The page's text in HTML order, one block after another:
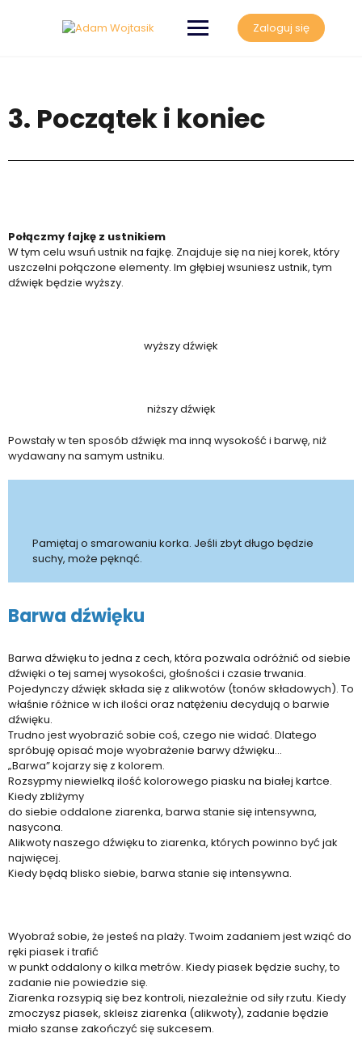
Zaloguj się
3. Początek i koniec
Połączmy fajkę z ustnikiem
W tym celu wsuń ustnik na fajkę. Znajduje się na niej korek, który
uszczelni połączone elementy. Im głębiej wsuniesz ustnik, tym
dźwięk będzie wyższy.
wyższy dźwięk
niższy dźwięk
Powstały w ten sposób dźwięk ma inną wysokość i barwę, niż
wydawany na samym ustniku.
Pamiętaj o smarowaniu korka. Jeśli zbyt długo będzie
suchy, może pęknąć.
Barwa dźwięku
Barwa dźwięku to jedna z cech, która pozwala odróżnić od siebie
dźwięki o tej samej wysokości, głośności i czasie trwania.
Pojedynczy dźwięk składa się z alikwotów (tonów składowych). To
właśnie różnice w ich ilości oraz natężeniu decydują o barwie
dźwięku.
Trudno jest wyobrazić sobie coś, czego nie widać. Dlatego
spróbuję opisać moje wyobrażenie barwy dźwięku…
„Barwa” kojarzy się z kolorem.
Rozsypmy niewielką ilość kolorowego piasku na białej kartce.
Kiedy zbliżymy
do siebie oddalone ziarenka, barwa stanie się intensywna,
nasycona.
Alikwoty naszego dźwięku to ziarenka, których powinno być jak
najwięcej.
Kiedy będą blisko siebie, barwa stanie się intensywna.
Wyobraź sobie, że jesteś na plaży. Twoim zadaniem jest wziąć do
ręki piasek i trafić
w punkt oddalony o kilka metrów. Kiedy piasek będzie suchy, to
zadanie nie powiedzie się.
Ziarenka rozsypią się bez kontroli, niezależnie od siły rzutu. Kiedy
zmoczysz piasek, skleisz ziarenka (alikwoty), zadanie będzie
miało szanse zakończyć się sukcesem.